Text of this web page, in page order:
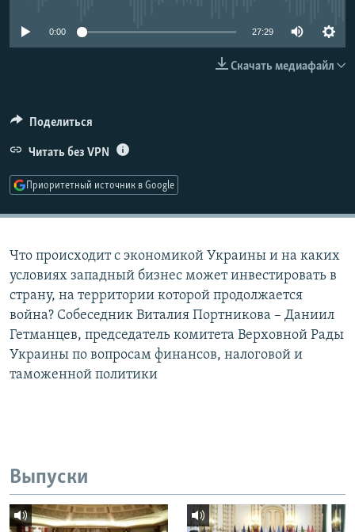
Все сайты РСЕ/РС
0:00 27:29
Скачать медиафайл
Поделиться
Читать без VPN
Приоритетный источник в Google
Что происходит с экономикой Украины и на каких
условиях западный бизнес может инвестировать в
страну, на территории которой продолжается
война? Собеседник Виталия Портникова – Даниил
Гетманцев, председатель комитета Верховной Рады
Украины по вопросам финансов, налоговой и
таможенной политики
Выпуски